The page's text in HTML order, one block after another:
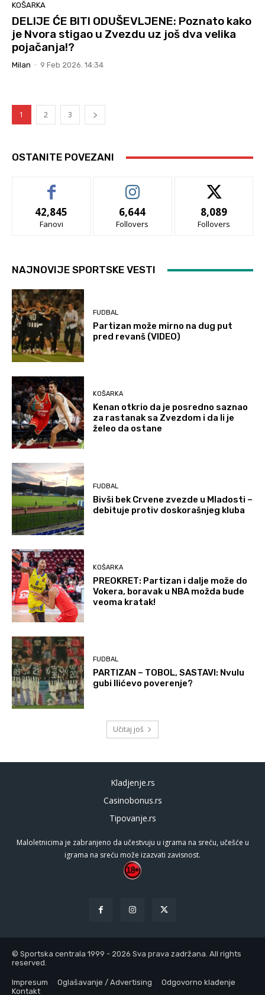
KOŠARKA
DELIJE ĆE BITI ODUŠEVLJENE: Poznato kako
je Nvora stigao u Zvezdu uz još dva velika
pojačanja!?
Milan - 9 Feb 2026. 14:34
1 2 3
OSTANITE POVEZANI
42,845
Fanovi
6,644
Follovers
8,089
Follovers
NAJNOVIJE SPORTSKE VESTI
FUDBAL
Partizan može mirno na dug put
pred revanš (VIDEO)
KOŠARKA
Kenan otkrio da je posredno saznao
za rastanak sa Zvezdom i da li je
želeo da ostane
FUDBAL
Bivši bek Crvene zvezde u Mladosti –
debituje protiv doskorašnjeg kluba
KOŠARKA
PREOKRET: Partizan i dalje može do
Vokera, boravak u NBA možda bude
veoma kratak!
FUDBAL
PARTIZAN – TOBOL, SASTAVI: Nvulu
gubi Ilićevo poverenje?
Učitaj još
Kladjenje.rs
Casinobonus.rs
Tipovanje.rs
Maloletnicima je zabranjeno da učestvuju u igrama na sreću, učešće u
igrama na sreću može izazvati zavisnost.
© Sportska centrala 1999 - 2026 Sva prava zadržana. All rights
reserved.
Impresum Oglašavanje / Advertising
Odgovorno klađenje
Kontakt